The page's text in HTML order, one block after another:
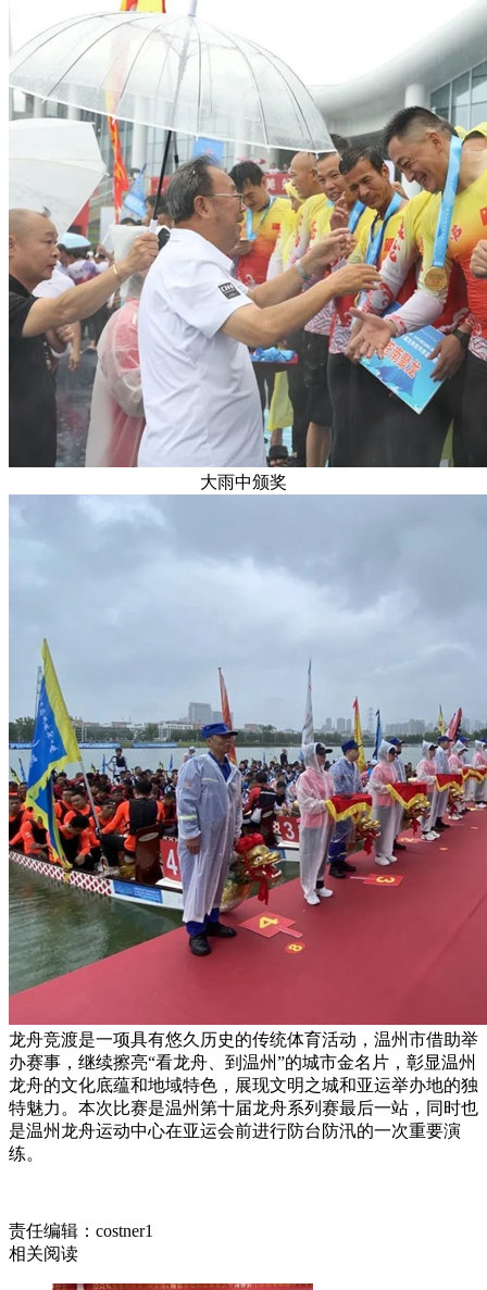
大雨中颁奖
龙舟竞渡是一项具有悠久历史的传统体育活动，温州市借助举
办赛事，继续擦亮“看龙舟、到温州”的城市金名片，彰显温州
龙舟的文化底蕴和地域特色，展现文明之城和亚运举办地的独
特魅力。本次比赛是温州第十届龙舟系列赛最后一站，同时也
是温州龙舟运动中心在亚运会前进行防台防汛的一次重要演
练。
责任编辑：costner1
相关阅读